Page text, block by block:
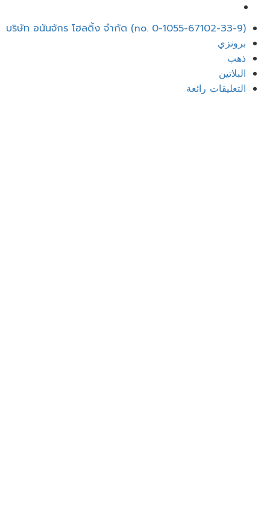
قائمة
طعام
บริษัท อนันจักร โฮลดิ้ง จำกัด (no. 0-1055-67102-33-9)
برونزي
ذهب
البلاتين
التعليقات رائعة